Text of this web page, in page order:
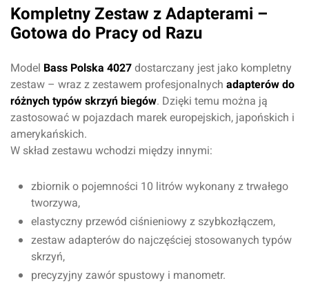
Kompletny Zestaw z Adapterami –
Gotowa do Pracy od Razu
Model Bass Polska 4027 dostarczany jest jako kompletny
zestaw – wraz z zestawem profesjonalnych adapterów do
różnych typów skrzyń biegów. Dzięki temu można ją
zastosować w pojazdach marek europejskich, japońskich i
amerykańskich.
W skład zestawu wchodzi między innymi:
zbiornik o pojemności 10 litrów wykonany z trwałego
tworzywa,
elastyczny przewód ciśnieniowy z szybkozłączem,
zestaw adapterów do najczęściej stosowanych typów
skrzyń,
precyzyjny zawór spustowy i manometr.